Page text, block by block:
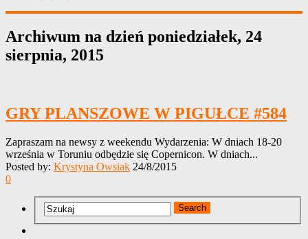
Archiwum na dzień poniedziałek, 24
sierpnia, 2015
GRY PLANSZOWE W PIGUŁCE #584
Zapraszam na newsy z weekendu Wydarzenia: W dniach 18-20
września w Toruniu odbędzie się Copernicon. W dniach...
Posted by: Krystyna Owsiak 24/8/2015
0